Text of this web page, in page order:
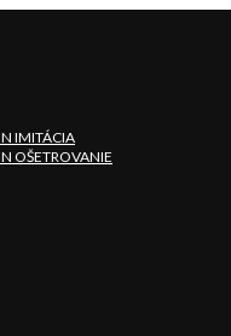
IMITÁCIA
OŠETROVANIE